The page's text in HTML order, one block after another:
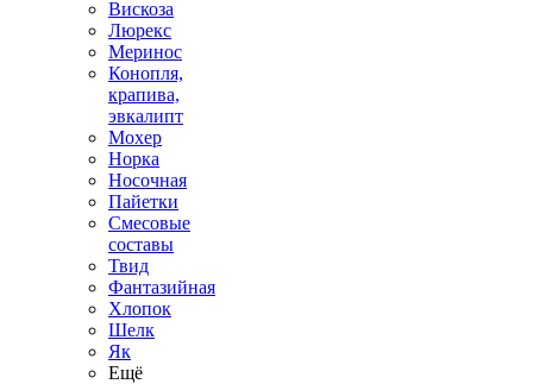
Вискоза
Люрекс
Меринос
Конопля,
крапива,
эвкалипт
Мохер
Норка
Носочная
Пайетки
Смесовые
составы
Твид
Фантазийная
Хлопок
Шелк
Як
Ещё